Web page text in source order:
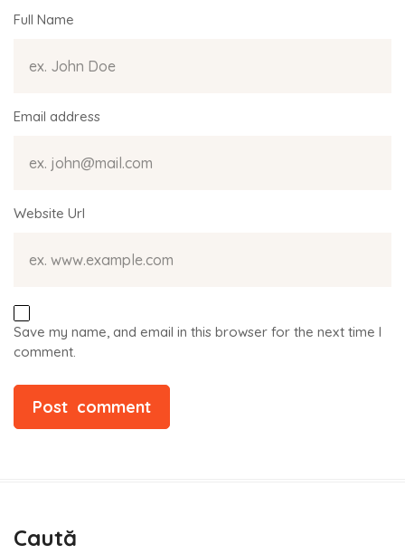
Full Name
Email address
Website Url
Save my name, and email in this browser for the next time I
comment.
Caută